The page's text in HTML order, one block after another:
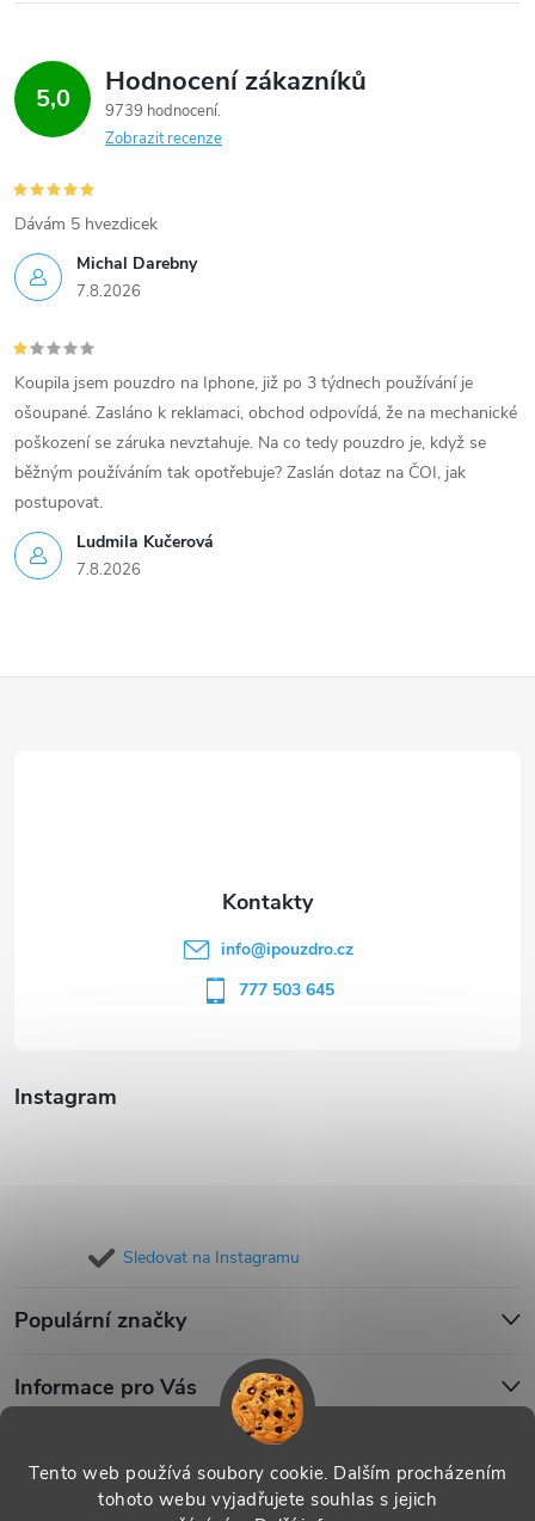
Tento web používá soubory cookie. Dalším procházením
tohoto webu vyjadřujete souhlas s jejich
5,0 Hodnocení zákazníků
9739 hodnocení
Zobrazit recenze
Michal Darebny
7.8.2026
Dávám 5 hvezdicek
Ludmila Kučerová
7.8.2026
Koupila jsem pouzdro na Iphone, již po 3 týdnech používání je
ošoupané. Zasláno k reklamaci, obchod odpovídá, že na mechanické
poškození se záruka nevztahuje. Na co tedy pouzdro je, když se
běžným používáním tak opotřebuje? Zaslán dotaz na ČOI, jak
postupovat.
Instagram
Sledovat na Instagramu
Populární značky
Informace pro Vás
info@ipouzdro.cz
777 503 645